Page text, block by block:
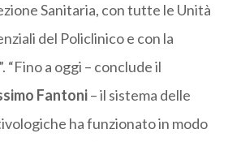
Sanitaria, con tutte le Unità
del Policlinico e con la
“Fino a oggi – conclude il
Fantoni– il sistema delle
ha funzionato in modo